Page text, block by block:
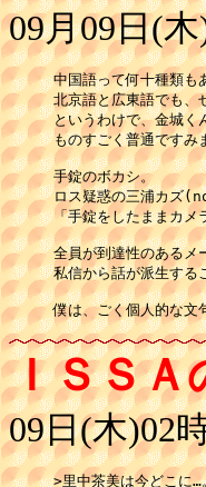
09月09日(
中国語って何十種類も
北京語と広東語でも、
というわけで、金城
ものすごく普通ですみ
手錠のボカシ。
ロス疑惑の三浦カズ
「手錠をしたままカメ
全員が到達性のあるメ
私信から話が派生する
僕は、ごく個人的な文
ＩＳＳＡ
09日(木)02
>里中茶美は今どこに…